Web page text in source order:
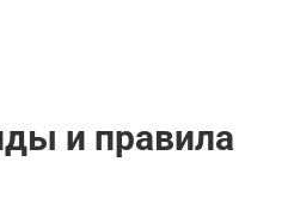
и правила